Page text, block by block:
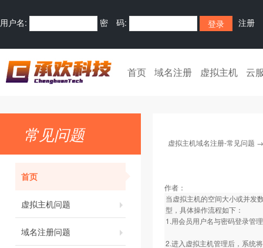
用户名: 密 码: 注册
首页 域名注册 虚拟主机 云
常见问题
首页
虚拟主机问题
域名注册问题
虚拟主机域名注册-常见问题
作者：
当虚拟主机的空间大小或并发
型，具体操作流程如下：
1.用会员用户名与密码登录管
2.进入虚拟主机管理后，系统